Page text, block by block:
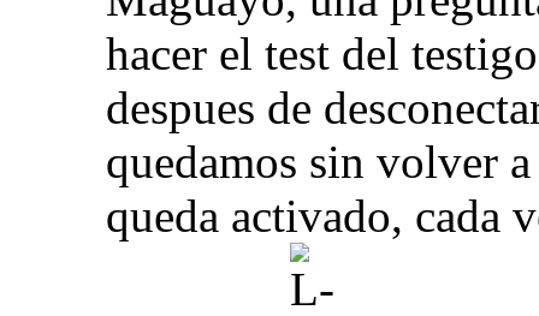
hacer el test del
despues de
quedamos sin volver
queda activado, cada